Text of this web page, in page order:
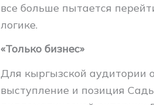
все больше пытается
логике.
«Только бизнес»
Для кыргызской аудитории
выступление и позиция